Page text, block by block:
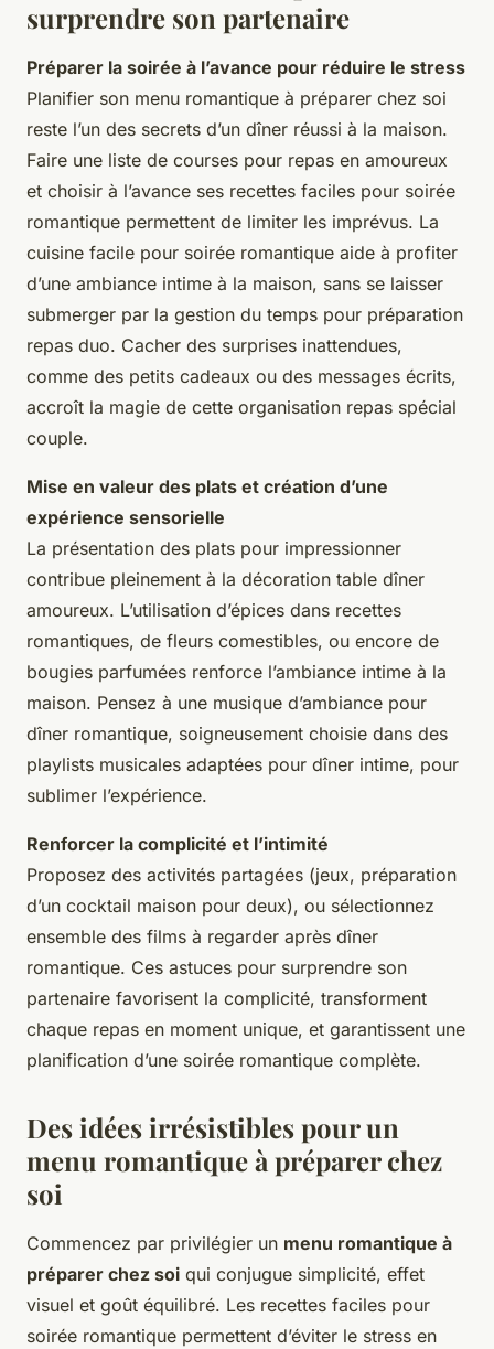
surprendre son partenaire
Préparer la soirée à l’avance pour réduire le stress
Planifier son menu romantique à préparer chez soi
reste l’un des secrets d’un dîner réussi à la maison.
Faire une liste de courses pour repas en amoureux
et choisir à l’avance ses recettes faciles pour soirée
romantique permettent de limiter les imprévus. La
cuisine facile pour soirée romantique aide à profiter
d’une ambiance intime à la maison, sans se laisser
submerger par la gestion du temps pour préparation
repas duo. Cacher des surprises inattendues,
comme des petits cadeaux ou des messages écrits,
accroît la magie de cette organisation repas spécial
couple.
Mise en valeur des plats et création d’une
expérience sensorielle
La présentation des plats pour impressionner
contribue pleinement à la décoration table dîner
amoureux. L’utilisation d’épices dans recettes
romantiques, de fleurs comestibles, ou encore de
bougies parfumées renforce l’ambiance intime à la
maison. Pensez à une musique d’ambiance pour
dîner romantique, soigneusement choisie dans des
playlists musicales adaptées pour dîner intime, pour
sublimer l’expérience.
Renforcer la complicité et l’intimité
Proposez des activités partagées (jeux, préparation
d’un cocktail maison pour deux), ou sélectionnez
ensemble des films à regarder après dîner
romantique. Ces astuces pour surprendre son
partenaire favorisent la complicité, transforment
chaque repas en moment unique, et garantissent une
planification d’une soirée romantique complète.
Des idées irrésistibles pour un
menu romantique à préparer chez
soi
Commencez par privilégier un menu romantique à
préparer chez soi qui conjugue simplicité, effet
visuel et goût équilibré. Les recettes faciles pour
soirée romantique permettent d’éviter le stress en